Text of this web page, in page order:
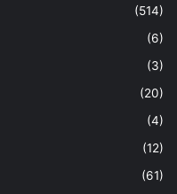
(514)
(6)
(3)
(20)
(4)
(12)
(61)